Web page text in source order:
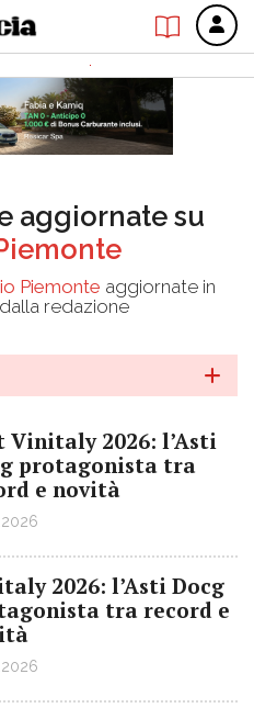
aggiornate su
Piemonte aggiornate in
redazione
Vinitaly 2026: l’Asti
protagonista tra
e novità
2026: l’Asti Docg
tra record e